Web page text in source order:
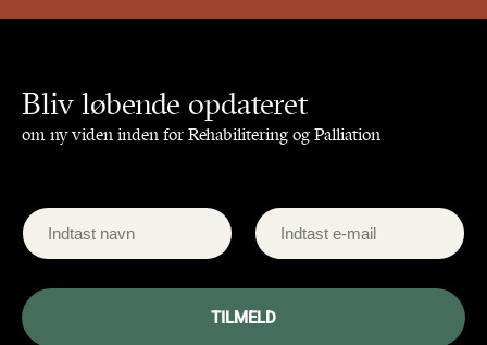
Bliv løbende opdateret
om ny viden inden for Rehabilitering og Palliation